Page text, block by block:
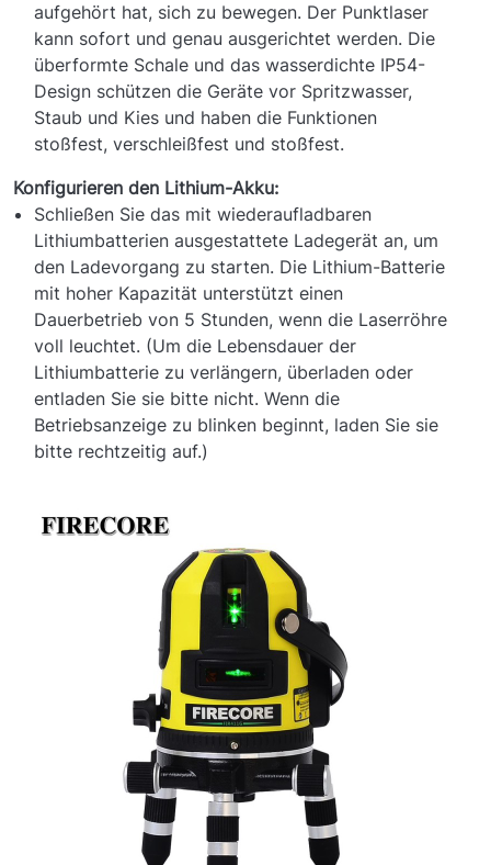
aufgehört hat, sich zu bewegen. Der Punktlaser
kann sofort und genau ausgerichtet werden. Die
überformte Schale und das wasserdichte IP54-
Design schützen die Geräte vor Spritzwasser,
Staub und Kies und haben die Funktionen
stoßfest, verschleißfest und stoßfest.
Konfigurieren den Lithium-Akku:
Schließen Sie das mit wiederaufladbaren
Lithiumbatterien ausgestattete Ladegerät an, um
den Ladevorgang zu starten. Die Lithium-Batterie
mit hoher Kapazität unterstützt einen
Dauerbetrieb von 5 Stunden, wenn die Laserröhre
voll leuchtet. (Um die Lebensdauer der
Lithiumbatterie zu verlängern, überladen oder
entladen Sie sie bitte nicht. Wenn die
Betriebsanzeige zu blinken beginnt, laden Sie sie
bitte rechtzeitig auf.)